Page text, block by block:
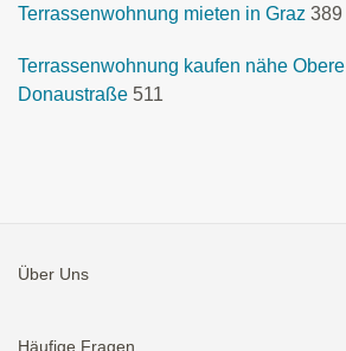
Terrassenwohnung mieten in Graz 389
Terrassenwohnung kaufen nähe Obere
Donaustraße 511
Über Uns
Häufige Fragen